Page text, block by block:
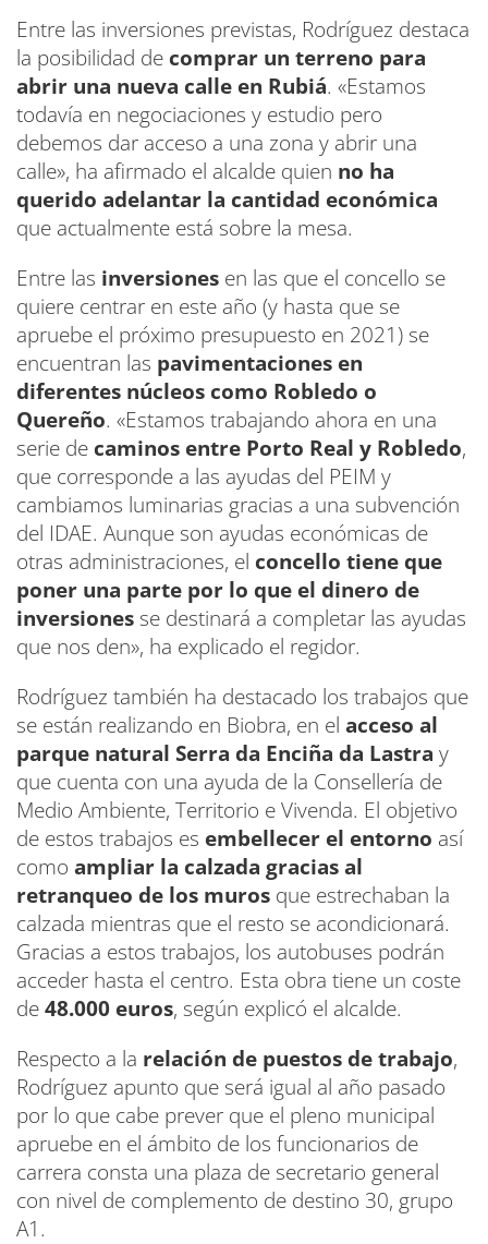
Entre las inversiones previstas, Rodríguez destaca
la posibilidad de comprar un terreno para
abrir una nueva calle en Rubiá. «Estamos
todavía en negociaciones y estudio pero
debemos dar acceso a una zona y abrir una
calle», ha afirmado el alcalde quien no ha
querido adelantar la cantidad económica
que actualmente está sobre la mesa.
Entre las inversiones en las que el concello se
quiere centrar en este año (y hasta que se
apruebe el próximo presupuesto en 2021) se
encuentran las pavimentaciones en
diferentes núcleos como Robledo o
Quereño. «Estamos trabajando ahora en una
serie de caminos entre Porto Real y Robledo,
que corresponde a las ayudas del PEIM y
cambiamos luminarias gracias a una subvención
del IDAE. Aunque son ayudas económicas de
otras administraciones, el concello tiene que
poner una parte por lo que el dinero de
inversiones se destinará a completar las ayudas
que nos den», ha explicado el regidor.
Rodríguez también ha destacado los trabajos que
se están realizando en Biobra, en el acceso al
parque natural Serra da Enciña da Lastra y
que cuenta con una ayuda de la Consellería de
Medio Ambiente, Territorio e Vivenda. El objetivo
de estos trabajos es embellecer el entorno así
como ampliar la calzada gracias al
retranqueo de los muros que estrechaban la
calzada mientras que el resto se acondicionará.
Gracias a estos trabajos, los autobuses podrán
acceder hasta el centro. Esta obra tiene un coste
de48.000 euros, según explicó el alcalde.
Respecto a la relación de puestos de trabajo,
Rodríguez apunto que será igual al año pasado
por lo que cabe prever que el pleno municipal
apruebe en el ámbito de los funcionarios de
carrera consta una plaza de secretario general
con nivel de complemento de destino 30, grupo
A1.